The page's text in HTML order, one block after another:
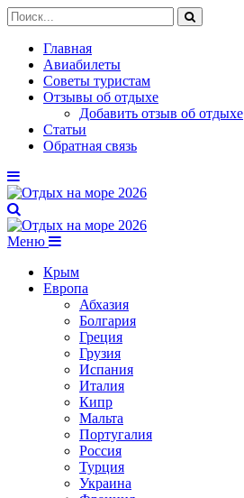
Главная
Авиабилеты
Советы туристам
Отзывы об отдыхе
Добавить отзыв об отдыхе
Статьи
Обратная связь
Меню
Крым
Европа
Абхазия
Болгария
Греция
Грузия
Испания
Италия
Кипр
Мальта
Португалия
Россия
Турция
Украина